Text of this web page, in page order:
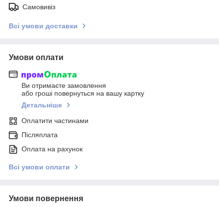
Самовивіз
Всі умови доставки
Умови оплати
Ви отримаєте замовлення
або гроші повернуться на вашу картку
Детальніше
Оплатити частинами
Післяплата
Оплата на рахунок
Всі умови оплати
Умови повернення